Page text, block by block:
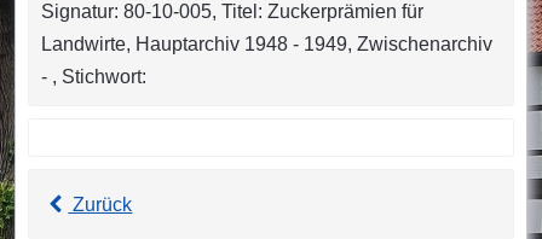
Signatur: 80-10-005, Titel: Zuckerprämien für
Landwirte, Hauptarchiv 1948 - 1949, Zwischenarchiv
- , Stichwort:
Zurück